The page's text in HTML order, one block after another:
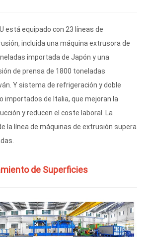
está equipado con 23 líneas de
incluida una máquina extrusora de
importada de Japón y una
de prensa de 1800 toneladas
Y sistema de refrigeración y doble
importados de Italia, que mejoran la
y reducen el coste laboral. La
la línea de máquinas de extrusión supera
de Superficies